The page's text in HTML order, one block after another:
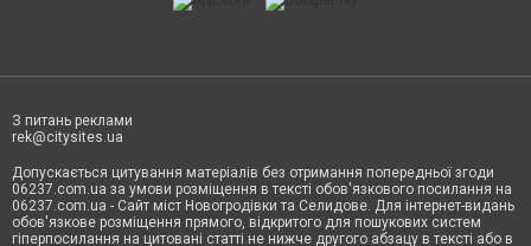
З питань реклами
rek@citysites.ua
Допускається цитування матеріалів без отримання попередньої згоди
06237.com.ua за умови розміщення в тексті обов'язкового посилання на
06237.com.ua - Сайт міст Новогродівки та Селидове. Для інтернет-видань
обов'язкове розміщення прямого, відкритого для пошукових систем
гіперпосилання на цитовані статті не нижче другого абзацу в тексті або в